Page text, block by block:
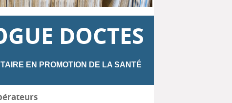
DOCTES
EN PROMOTION DE LA SANTÉ